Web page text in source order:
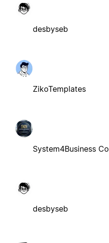
desbyseb
ZikoTemplates
System4Business Co
desbyseb